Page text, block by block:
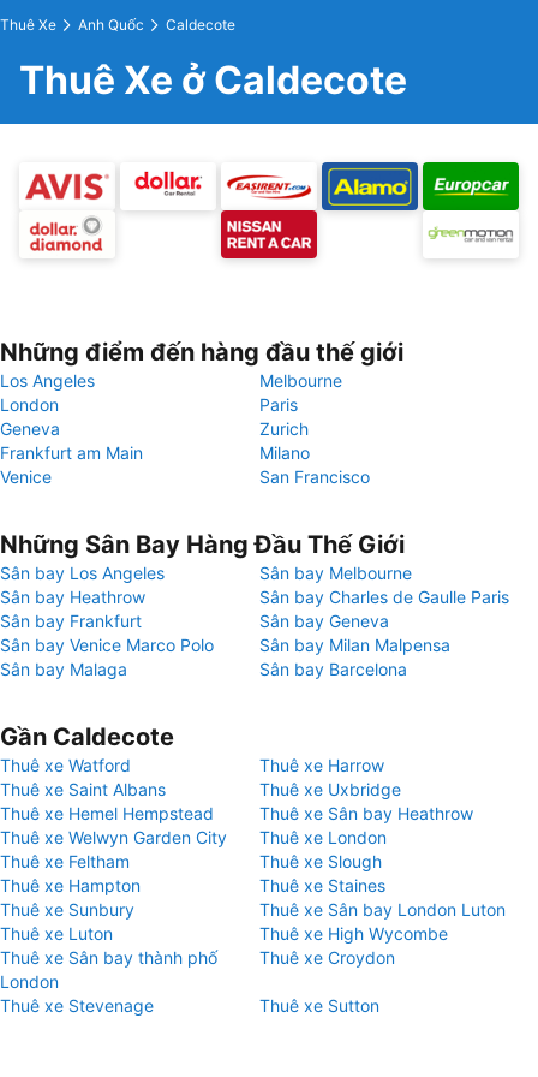
Thuê Xe Anh Quốc Caldecote
Thuê Xe ở Caldecote
Những điểm đến hàng đầu thế giới
Los Angeles
Melbourne
London
Paris
Geneva
Zurich
Frankfurt am Main
Milano
Venice
San Francisco
Những Sân Bay Hàng Đầu Thế Giới
Sân bay Los Angeles
Sân bay Melbourne
Sân bay Heathrow
Sân bay Charles de Gaulle Paris
Sân bay Frankfurt
Sân bay Geneva
Sân bay Venice Marco Polo
Sân bay Milan Malpensa
Sân bay Malaga
Sân bay Barcelona
Gần Caldecote
Thuê xe Watford
Thuê xe Harrow
Thuê xe Saint Albans
Thuê xe Uxbridge
Thuê xe Hemel Hempstead
Thuê xe Sân bay Heathrow
Thuê xe Welwyn Garden City
Thuê xe London
Thuê xe Feltham
Thuê xe Slough
Thuê xe Hampton
Thuê xe Staines
Thuê xe Sunbury
Thuê xe Sân bay London Luton
Thuê xe Luton
Thuê xe High Wycombe
Thuê xe Sân bay thành phố
London
Thuê xe Croydon
Thuê xe Stevenage Thuê xe Sutton